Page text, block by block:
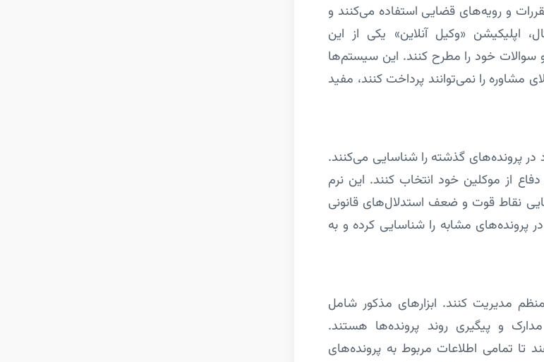
و رویه‌های قضایی استفاده می‌کنند و
اپلیکیشن «وکیل آنلاین» یکی از این
و سوالات خود را مطرح کنند. این سیستم‌ها
مشاوره را نمی‌توانند پرداخت کنند، مفید
در پرونده‌های گذشته را شناسایی می‌کنند.
از موکلین خود انتخاب کنند. این نرم
نقاط قوت و ضعف استدلال‌های قانونی
پرونده‌های مشابه را شناسایی کرده و به
مدیریت کنند. ابزارهای مذکور شامل
و پیگیری روند پرونده‌ها هستند.
تا تمامی اطلاعات مربوط به پرونده‌های